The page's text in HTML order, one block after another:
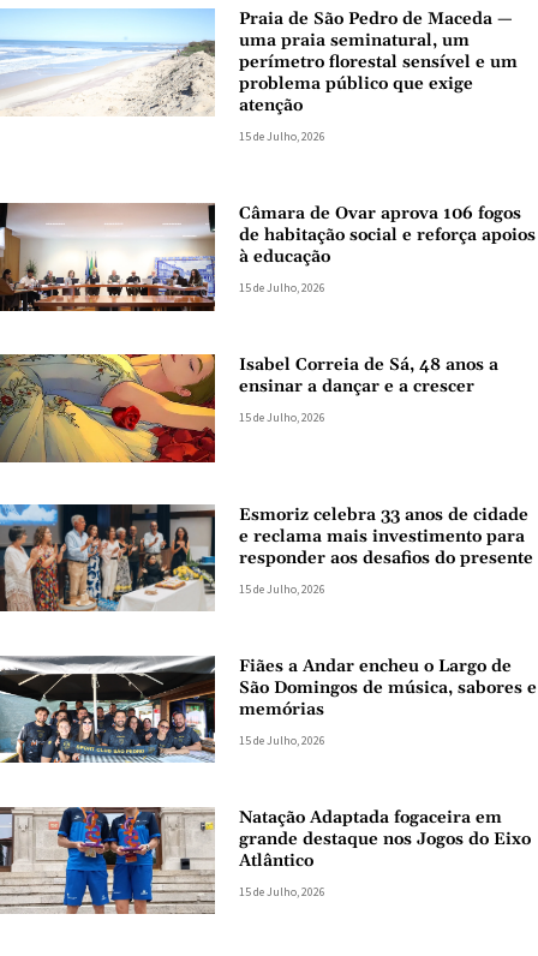
Praia de São Pedro de Maceda —
uma praia seminatural, um
perímetro florestal sensível e um
problema público que exige
atenção
15 de Julho, 2026
Câmara de Ovar aprova 106 fogos
de habitação social e reforça apoios
à educação
15 de Julho, 2026
Isabel Correia de Sá, 48 anos a
ensinar a dançar e a crescer
15 de Julho, 2026
Esmoriz celebra 33 anos de cidade
e reclama mais investimento para
responder aos desafios do presente
15 de Julho, 2026
Fiães a Andar encheu o Largo de
São Domingos de música, sabores e
memórias
15 de Julho, 2026
Natação Adaptada fogaceira em
grande destaque nos Jogos do Eixo
Atlântico
15 de Julho, 2026